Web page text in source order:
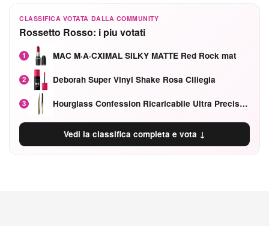
CLASSIFICA VOTATA DALLA COMMUNITY
Rossetto Rosso: i piu votati
1 MAC M·A·CXIMAL SILKY MATTE Red Rock mat
2 Deborah Super Vinyl Shake Rosa Ciliegia
3 Hourglass Confession Ricaricabile Ultra Preciso Ad Alta Intensità Secretly Classic Red
Vedi la classifica completa e vota ↓